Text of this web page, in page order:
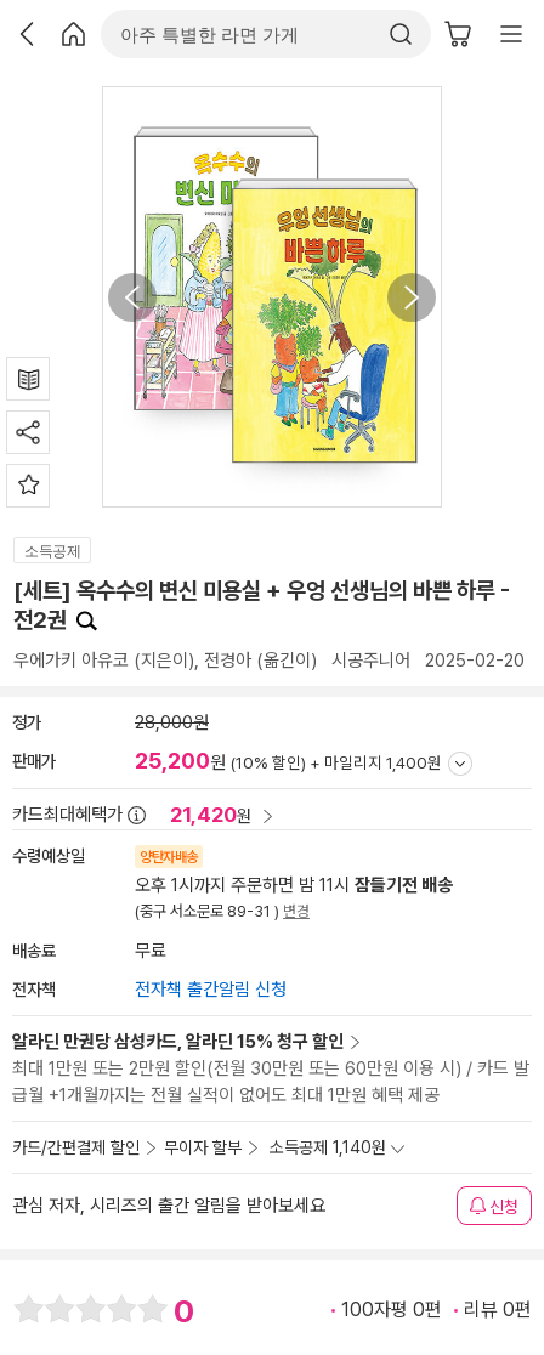
소득공제
[세트] 옥수수의 변신 미용실 + 우엉 선생님의 바쁜 하루 -
전2권
우에가키 아유코 (지은이), 전경아 (옮긴이) 시공주니어 2025-02-20
정가 28,000원
판매가 25,200원 (10% 할인) + 마일리지 1,400원
카드최대혜택가 21,420원
수령예상일 양탄자배송
오후 1시까지 주문하면 밤 11시 잠들기전 배송
(중구 서소문로 89-31 ) 변경
배송료 무료
전자책 전자책 출간알림 신청
알라딘 만권당 삼성카드, 알라딘 15% 청구 할인
최대 1만원 또는 2만원 할인(전월 30만원 또는 60만원 이용 시) / 카드 발
급월 +1개월까지는 전월 실적이 없어도 최대 1만원 혜택 제공
카드/간편결제 할인 무이자 할부 소득공제 1,140원
관심 저자, 시리즈의 출간 알림을 받아보세요 신청
0 100자평 0편 리뷰 0편